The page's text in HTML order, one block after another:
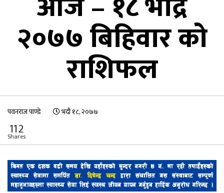
२०७७ बिहिवार को
राशिफल
पवनराज पाण्डे भदौ १८, २०७७
112
Shares